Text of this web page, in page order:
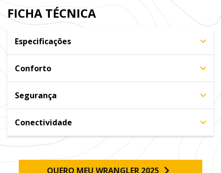
FICHA TÉCNICA
Especificações
Conforto
Segurança
Conectividade
QUERO MEU WRANGLER 2025